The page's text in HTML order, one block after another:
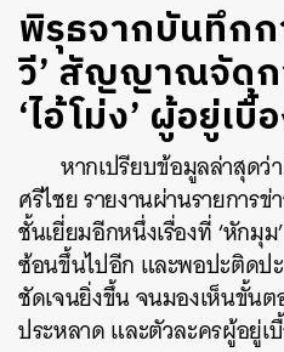
พิรุธจากบันทึกก
วี’ สัญญาณจัดก
‘ไอ้โม่ง’ ผู้อยู่เบื้
หากเปรียบข้อมูลล่าสุดว่
ศรีไชย รายงานผ่านรายการ
ชั้นเยี่ยมอีกหนึ่งเรื่องที่ ‘หักมุ
ซ้อนขึ้นไปอีก และพอปะติดป
ชัดเจนยิ่งขึ้น จนมองเห็นขั้น
ประหลาด และตัวละครผู้อยู่เ